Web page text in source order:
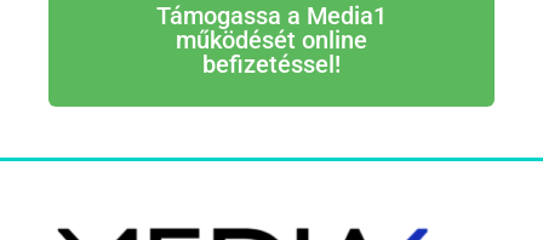
Támogassa a Media1
működését online
befizetéssel!